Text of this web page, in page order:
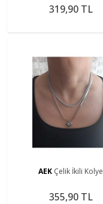
319,90 TL
AEK Çelik İkili Kolye
355,90 TL